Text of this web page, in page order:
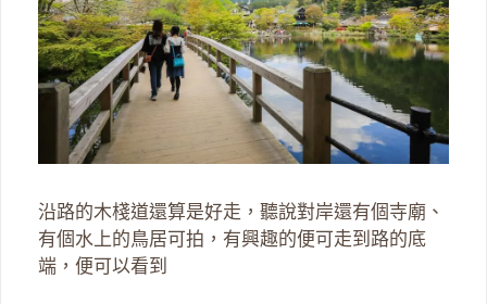
沿路的木棧道還算是好走，聽說對岸還有個寺廟、
有個水上的鳥居可拍，有興趣的便可走到路的底
端，便可以看到